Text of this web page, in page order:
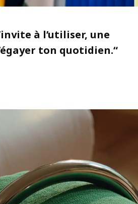
à l’utiliser, une
ton quotidien.“